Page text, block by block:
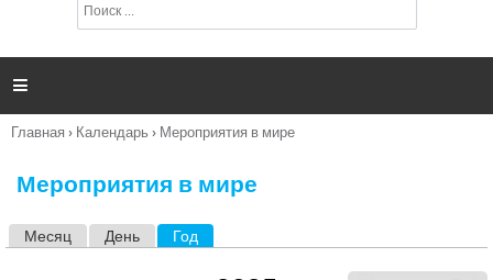
п
и

Вы
Главная › Календарь › Мероприятия в мире
Мероприятия в мире
Месяц День Год